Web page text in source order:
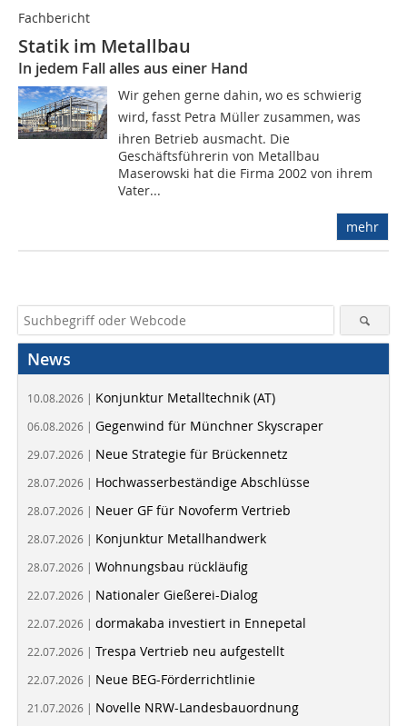
Fachbericht
Statik im Metallbau
In jedem Fall alles aus einer Hand
Wir gehen gerne dahin, wo es schwierig
wird, fasst Petra Müller zusammen, was
ihren Betrieb ausmacht. Die
Geschäftsführerin von Metallbau
Maserowski hat die Firma 2002 von ihrem
Vater...
mehr
News
10.08.2026 | Konjunktur Metalltechnik (AT)
06.08.2026 | Gegenwind für Münchner Skyscraper
29.07.2026 | Neue Strategie für Brückennetz
28.07.2026 | Hochwasserbeständige Abschlüsse
28.07.2026 | Neuer GF für Novoferm Vertrieb
28.07.2026 | Konjunktur Metallhandwerk
28.07.2026 | Wohnungsbau rückläufig
22.07.2026 | Nationaler Gießerei-Dialog
22.07.2026 | dormakaba investiert in Ennepetal
22.07.2026 | Trespa Vertrieb neu aufgestellt
22.07.2026 | Neue BEG-Förderrichtlinie
21.07.2026 | Novelle NRW-Landesbauordnung